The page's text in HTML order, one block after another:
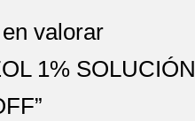
valorar
1% SOLUCIÓN